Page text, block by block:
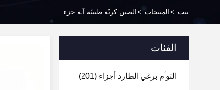
بيت >المنتجات >الصين كريّة طينيّة آلة جزء
الفئات
التوأم برغي الطارد أجزاء (201)